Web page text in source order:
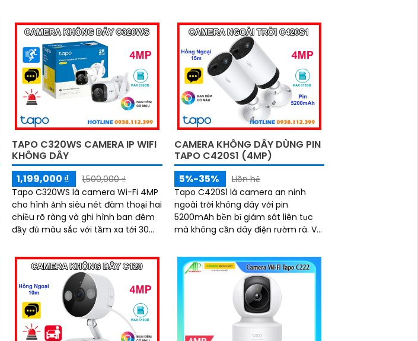
TAPO C320WS CAMERA IP WIFI
KHÔNG DÂY
1,199,000 ₫
1,500,000 ₫
Tapo C320WS là camera Wi-Fi 4MP
cho hình ảnh siêu nét đàm thoại hai
chiều rõ ràng và ghi hình ban đêm
đầy đủ màu sắc với tầm xa tới 30m.
chuyển động thông minh, còi hú và
đèn cảnh báo, cùng chuẩn IP66
chống nước bụi mạnh mẽ, camera
C320WS đảm bảo an ninh vững
chắc trong mọi điều kiện thời tiết độ
bền cao và mức giá cực kỳ ưu đãi
CAMERA KHÔNG DÂY DÙNG PIN
TAPO C420S1 (4MP)
5%-35%
Liên hệ
Tapo C420S1 là camera an ninh
ngoài trời không dây với pin
5200mAh bền bỉ giám sát liên tục
mà không cần dây điện rườm rà. Với
đêm có màu, tầm hồng ngoại xa tới
15m và đàm thoại hai chiều,
camera mang đến trải nghiệm
quan sát rõ nét